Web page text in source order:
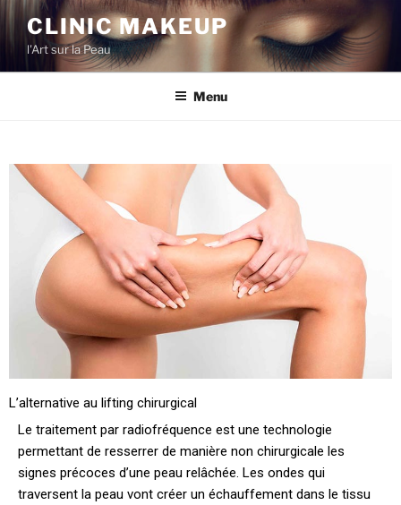
CLINIC MAKEUP
l'Art sur la Peau
Menu
L’alternative au lifting chirurgical
Le traitement par radiofréquence est une technologie
permettant de resserrer de manière non chirurgicale les
signes précoces d’une peau relâchée. Les ondes qui
traversent la peau vont créer un échauffement dans le tissu